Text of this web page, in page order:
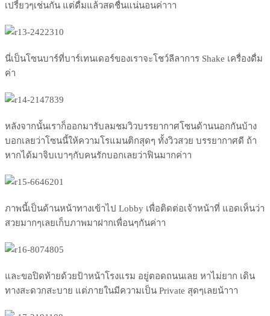
เปรี้ยวๆเช่นกัน แต่ดื่มแล้วสดชื่นแน่นอนค่าาา
นี่เป็นโซนบาร์ที่บาร์เทนเดอร์ของเราจะโชว์ลีลาการ Shake เครื่องดื่ม
ค่า
หลังจากนั้นเราก็ออกมารับลมชมวิวบรรยากาศโซนด้านนอกกันบ้าง
บอกเลยว่าโซนนี้ให้ความโรแมนติกสุดๆ ทั้งวิวสวย บรรยากาศดี ถ้า
หากได้มาจิบเบาๆกับคนรักบอกเลยว่าฟินมากค่าา
ภาพนี้เป็นด้านหน้าทางเข้าไป Lobby เพื่อติดต่อเจ้าหน้าที่ แอดเห็นว่า
สวยมากๆเลยเก็บภาพมาฝากเพื่อนๆกันค่าา
และขอปิดท้ายด้วยป้าหน้าโรงแรม อยู่ตอดถนนเลย หาไม่ยาก เดิน
ทางสะดวกสะบาย แต่ภายในมีความเป็น Private สุดๆเลยน้าาา